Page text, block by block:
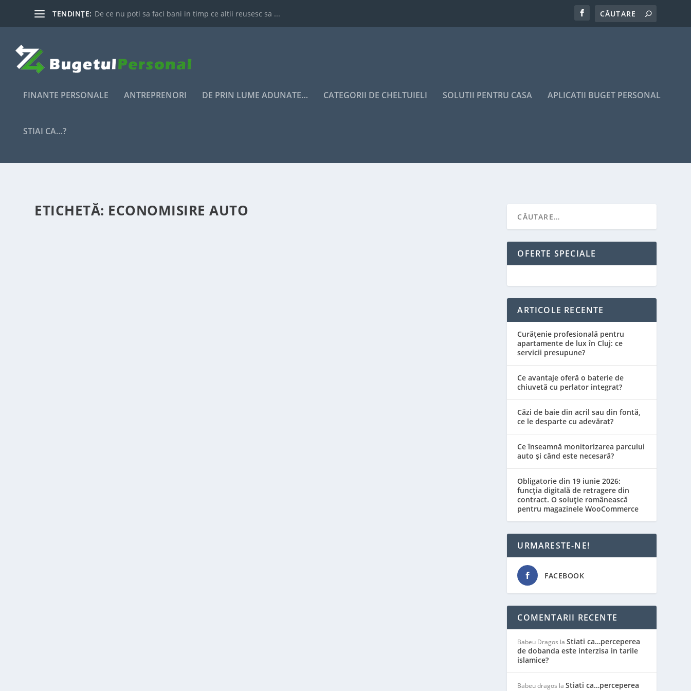
TENDINȚE: De ce nu poti sa faci bani in timp ce altii reusesc sa ...
FINANTE PERSONALE ANTREPRENORI DE PRIN LUME ADUNATE… CATEGORII DE CHELTUIELI SOLUTII PENTRU CASA APLICATII BUGET PERSONAL
STIAI CA…?
ETICHETĂ: ECONOMISIRE AUTO
OFERTE SPECIALE
ARTICOLE RECENTE
Curățenie profesională pentru
apartamente de lux în Cluj: ce
servicii presupune?
Ce avantaje oferă o baterie de
chiuvetă cu perlator integrat?
Căzi de baie din acril sau din fontă,
ce le desparte cu adevărat?
Ce înseamnă monitorizarea parcului
auto și când este necesară?
Obligatorie din 19 iunie 2026:
funcția digitală de retragere din
contract. O soluție românească
pentru magazinele WooCommerce
URMARESTE-NE!
FACEBOOK
COMENTARII RECENTE
Babeu Dragos laStiati ca…perceperea
de dobanda este interzisa in tarile
islamice?
Babeu dragos laStiati ca…perceperea